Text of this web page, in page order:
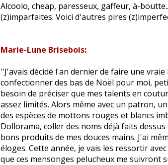
Alcoolo, cheap, paresseux, gaffeur, à-
(z)imparfaites. Voici d'autres pires
Marie-Lune Brisebois:
''J'avais décidé l'an dernier de faire une
confectionner des bas de Noël pour moi,
besoin de préciser que mes talents en
assez limités. Alors même avec un patron,
des espèces de mottons rouges et blancs
Dollorama, coller des noms déjà faits
bons produits de mes douces mains. J'ai
éloges. Cette année, je vais les ressortir
que ces mensonges pelucheux me suivront